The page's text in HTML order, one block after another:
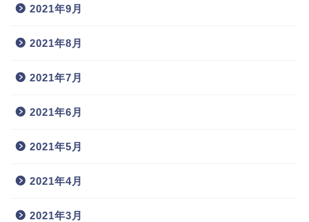
2021年9月
2021年8月
2021年7月
2021年6月
2021年5月
2021年4月
2021年3月